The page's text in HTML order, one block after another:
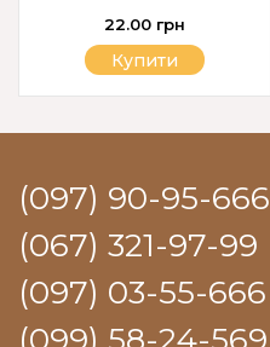
22.00 грн
Купити
(097) 90-95-666
(067) 321-97-99
(097) 03-55-666